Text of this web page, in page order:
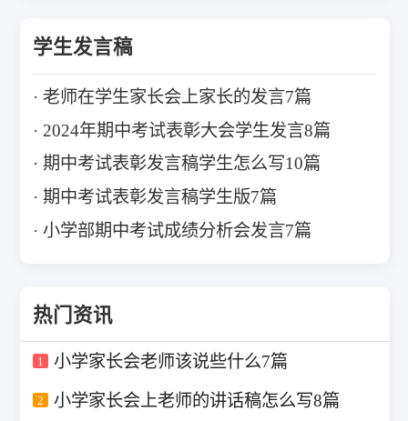
学生发言稿
老师在学生家长会上家长的发言7篇
2024年期中考试表彰大会学生发言8篇
期中考试表彰发言稿学生怎么写10篇
期中考试表彰发言稿学生版7篇
小学部期中考试成绩分析会发言7篇
热门资讯
1 小学家长会老师该说些什么7篇
2 小学家长会上老师的讲话稿怎么写8篇